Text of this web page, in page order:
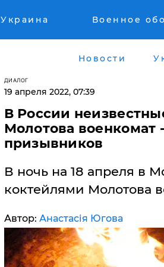
Украина Военное
Новости
ДИАЛОГ
19 апреля 2022, 07:39
В России
Молотова военкомат
призывников
В ночь на 18 апреля в
коктейлями Молотова
Автор: Анастасія Югова